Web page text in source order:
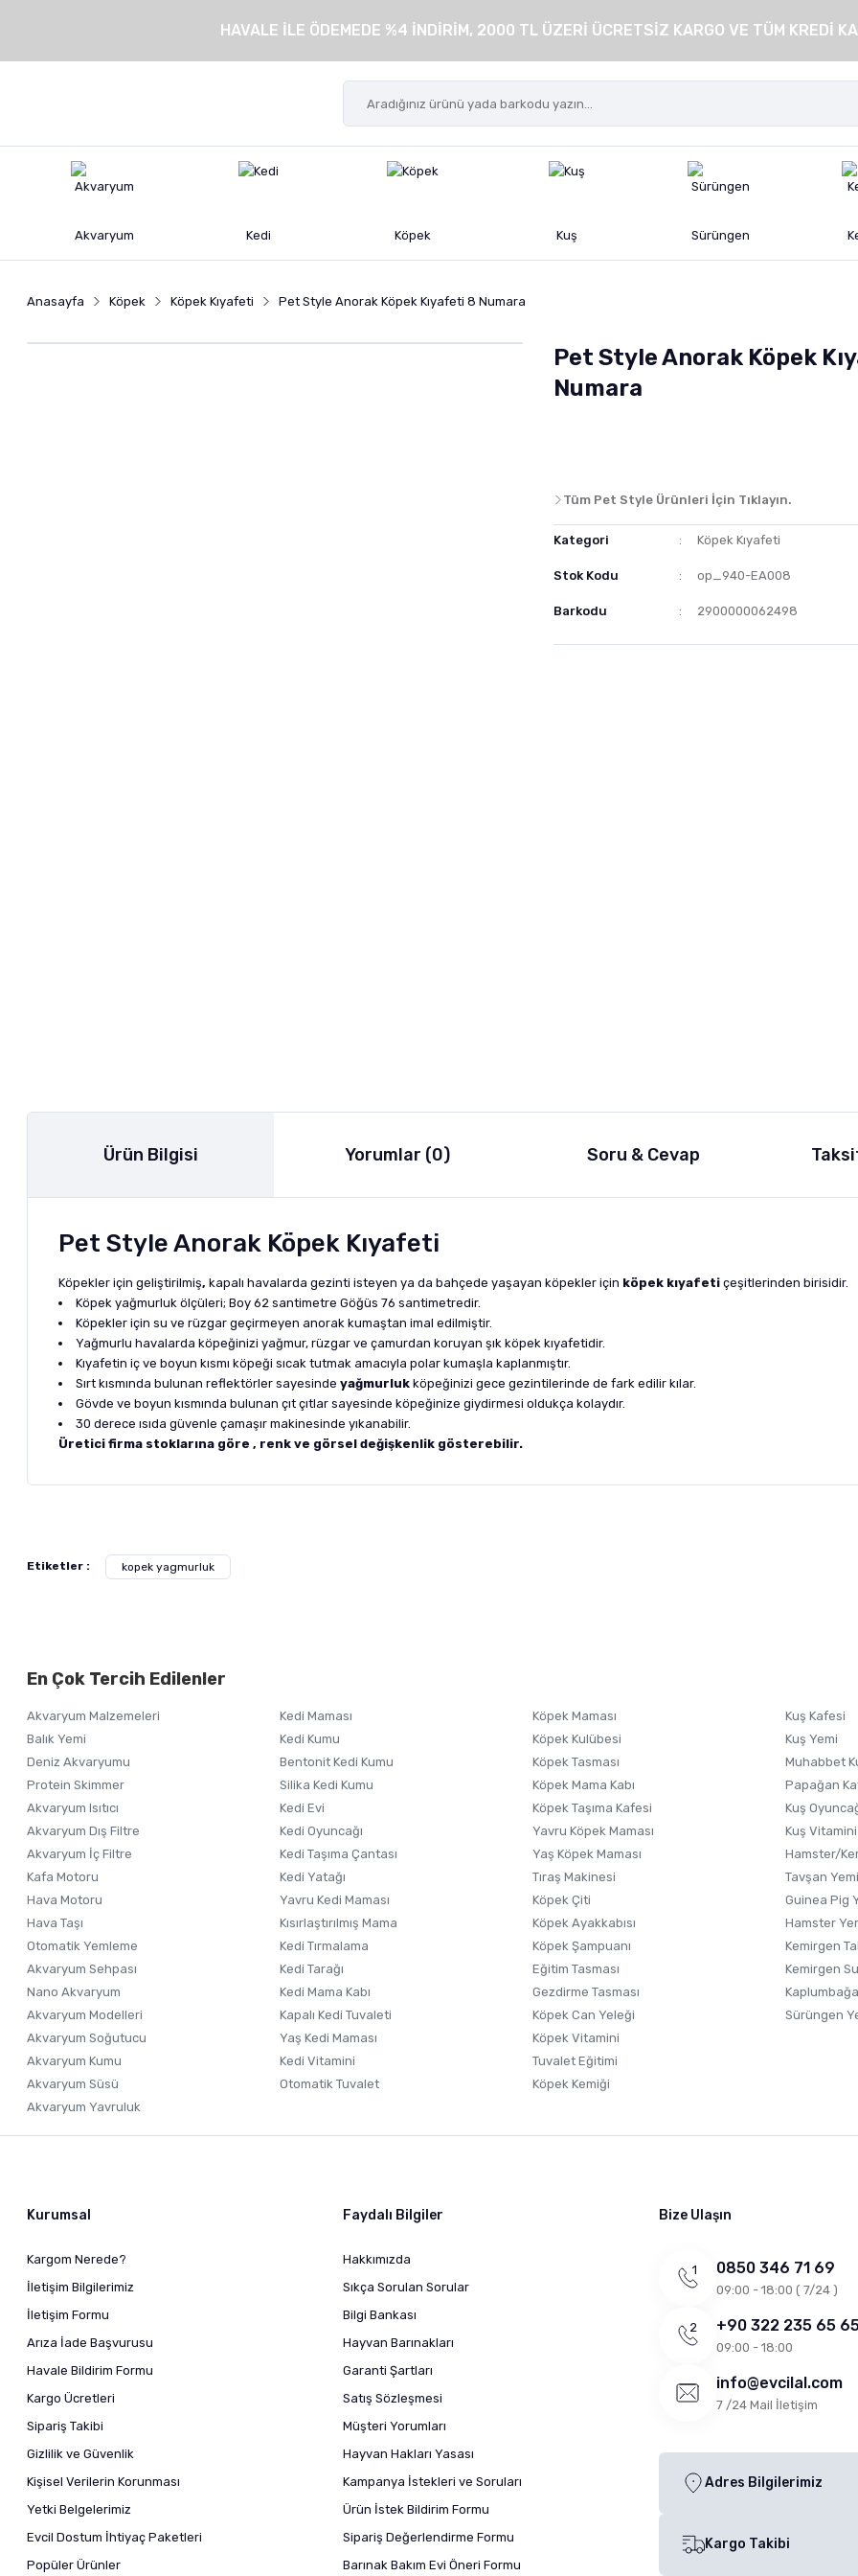
HAVALE İLE ÖDEMEDE %4 İNDİRİM, 2000 TL ÜZERİ ÜCRETSİZ KARGO VE TÜM KREDİ
Akvaryum Kedi Köpek Kuş Sürüngen
Anasayfa Köpek Köpek Kıyafeti Pet Style Anorak Köpek Kıyafeti 8 Numara
Pet Style Anorak Köpek
Numara
Tüm Pet Style Ürünleri İçin Tıklayın.
Kategori Köpek Kıyafeti
Stok Kodu op_940-EA008
Barkodu 2900000062498
Ürün Bilgisi Yorumlar (0) Soru & Cevap
Pet Style Anorak Köpek Kıyafeti
Köpekler için geliştirilmiş, kapalı havalarda gezinti isteyen ya da bahçede yaşayan köpekler için köpek kıyafeti çeşitlerinden birisidir.
Köpek yağmurluk ölçüleri; Boy 62 santimetre Göğüs 76 santimetredir.
Köpekler için su ve rüzgar geçirmeyen anorak kumaştan imal edilmiştir.
Yağmurlu havalarda köpeğinizi yağmur, rüzgar ve çamurdan koruyan şık köpek kıyafetidir.
Kıyafetin iç ve boyun kısmı köpeği sıcak tutmak amacıyla polar kumaşla kaplanmıştır.
Sırt kısmında bulunan reflektörler sayesinde yağmurluk köpeğinizi gece gezintilerinde de fark edilir kılar.
Gövde ve boyun kısmında bulunan çıt çıtlar sayesinde köpeğinize giydirmesi oldukça kolaydır.
30 derece ısıda güvenle çamaşır makinesinde yıkanabilir.
Üretici firma stoklarına göre , renk ve görsel değişkenlik gösterebilir.
Ürün fiyatı diğer sitelerden daha pahalı.
Bu ürüne benzer farklı alternatifler olmalı.
Etiketler : kopek yagmurluk
En Çok Tercih Edilenler
Akvaryum Malzemeleri
Balık Yemi
Deniz Akvaryumu
Protein Skimmer
Akvaryum Isıtıcı
Akvaryum Dış Filtre
Akvaryum İç Filtre
Kafa Motoru
Hava Motoru
Hava Taşı
Otomatik Yemleme
Akvaryum Sehpası
Nano Akvaryum
Akvaryum Modelleri
Akvaryum Soğutucu
Akvaryum Kumu
Akvaryum Süsü
Akvaryum Yavruluk
Kedi Maması
Kedi Kumu
Bentonit Kedi Kumu
Silika Kedi Kumu
Kedi Evi
Kedi Oyuncağı
Kedi Taşıma Çantası
Kedi Yatağı
Yavru Kedi Maması
Kısırlaştırılmış Mama
Kedi Tırmalama
Kedi Tarağı
Kedi Mama Kabı
Kapalı Kedi Tuvaleti
Yaş Kedi Maması
Kedi Vitamini
Otomatik Tuvalet
Köpek Maması
Köpek Kulübesi
Köpek Tasması
Köpek Mama Kabı
Köpek Taşıma Kafesi
Yavru Köpek Maması
Yaş Köpek Maması
Tıraş Makinesi
Köpek Çiti
Köpek Ayakkabısı
Köpek Şampuanı
Eğitim Tasması
Gezdirme Tasması
Köpek Can Yeleği
Köpek Vitamini
Tuvalet Eğitimi
Köpek Kemiği
Kuş Kafesi
Kuş Yemi
Muhabbet
Papağan
Kuş
Kuş Vitamini
Hamster/
Tavşan Yemi
Guinea Pig
Hamster
Kemirgen
Kemirgen
Sürüngen
Kurumsal
Kargom Nerede?
İletişim Bilgilerimiz
İletişim Formu
Arıza İade Başvurusu
Havale Bildirim Formu
Kargo Ücretleri
Sipariş Takibi
Gizlilik ve Güvenlik
Kişisel Verilerin Korunması
Yetki Belgelerimiz
Evcil Dostum İhtiyaç Paketleri
Popüler Ürünler
Faydalı Bilgiler
Hakkımızda
Sıkça Sorulan Sorular
Bilgi Bankası
Hayvan Barınakları
Garanti Şartları
Satış Sözleşmesi
Müşteri Yorumları
Hayvan Hakları Yasası
Kampanya İstekleri ve Soruları
Ürün İstek Bildirim Formu
Sipariş Değerlendirme Formu
Barınak Bakım Evi Öneri Formu
Bize Ulaşın
0850 346 71 69
09:00 - 18:00 ( 7/24 )
+90 322 235 65
09:00 - 18:00
info@evcilal.com
7 /24 Mail İletişim
Adres Bilgilerimiz
Kargo Takibi